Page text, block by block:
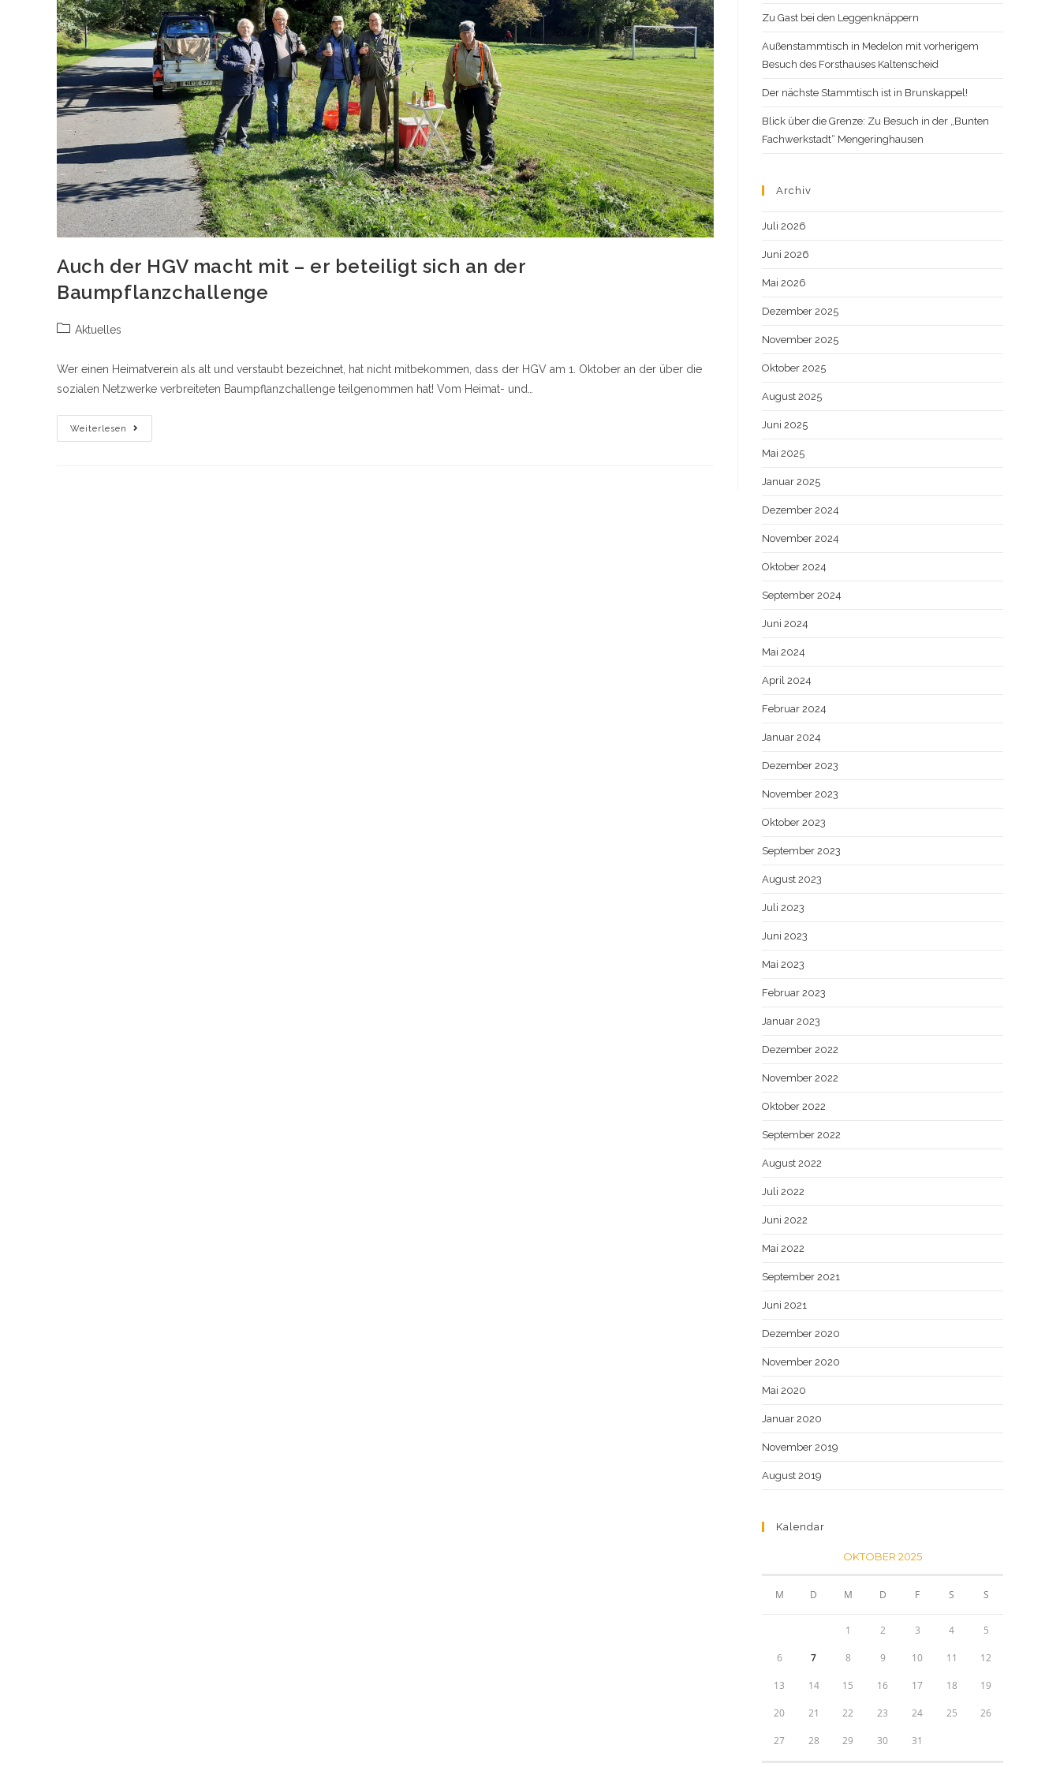
Auch der HGV macht mit – er beteiligt sich an der
Baumpflanzchallenge
Beitrags-
Aktuelles
Wer einen Heimatverein als alt und verstaubt bezeichnet, hat nicht mitbekommen, dass der HGV am 1. Oktober an der über die
sozialen Netzwerke verbreiteten Baumpflanzchallenge teilgenommen hat! Vom Heimat- und…
Weiterlesen
Auch
Der
Zu Gast bei den Leggenknäppern
Außenstammtisch in Medelon mit vorherigem
Besuch des Forsthauses Kaltenscheid
Der nächste Stammtisch ist in Brunskappel!
Blick über die Grenze: Zu Besuch in der „Bunten
Fachwerkstadt“ Mengeringhausen
Archiv
Juli 2026
Juni 2026
Mai 2026
Dezember 2025
November 2025
Oktober 2025
August 2025
Juni 2025
Mai 2025
Januar 2025
Dezember 2024
November 2024
Oktober 2024
September 2024
Juni 2024
Mai 2024
April 2024
Februar 2024
Januar 2024
Dezember 2023
November 2023
Oktober 2023
September 2023
August 2023
Juli 2023
Juni 2023
Mai 2023
Februar 2023
Januar 2023
Dezember 2022
November 2022
Oktober 2022
September 2022
August 2022
Juli 2022
Juni 2022
Mai 2022
September 2021
Juni 2021
Dezember 2020
November 2020
Mai 2020
Januar 2020
November 2019
August 2019
Kalendar
OKTOBER 2025
M D M D F S S
1 2 3 4 5
6 7 8 9 10 11 12
13 14 15 16 17 18 19
20 21 22 23 24 25 26
27 28 29 30 31